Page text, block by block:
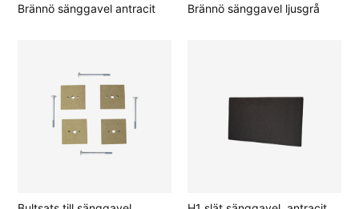
Brännö sänggavel antracit Brännö sänggavel ljusgrå